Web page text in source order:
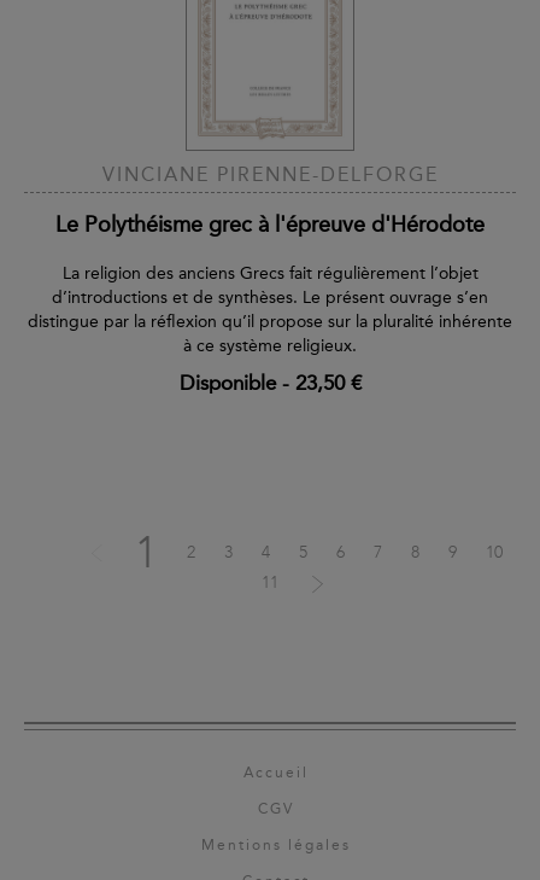
VINCIANE PIRENNE-DELFORGE
Le Polythéisme grec à l'épreuve d'Hérodote
La religion des anciens Grecs fait régulièrement l’objet
d’introductions et de synthèses. Le présent ouvrage s’en
distingue par la réflexion qu’il propose sur la pluralité inhérente
à ce système religieux.
Disponible- 23,50 €
1 2 3 4 5 6 7 8 9
10
11
Accueil
CGV
Mentions légales